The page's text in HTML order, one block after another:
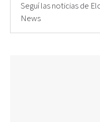
Seguí las noticias de
News